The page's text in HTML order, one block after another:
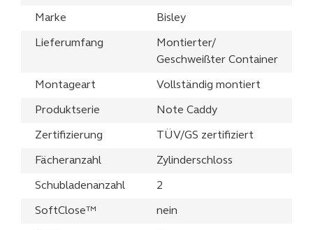
Marke Bisley
Lieferumfang
Montierter/
Geschweißter Container
Montageart Vollständig montiert
Produktserie Note Caddy
Zertifizierung TÜV/GS zertifiziert
Fächeranzahl Zylinderschloss
Schubladenanzahl 2
SoftClose™ nein